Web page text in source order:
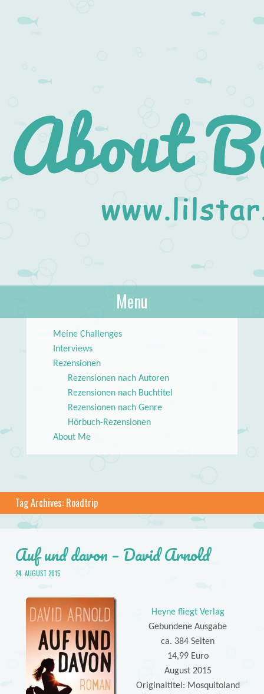
About Books
lilstar.de
Menu
Meine Challenges
Interviews
Rezensionen
Rezensionen nach Autoren
Rezensionen nach Buchtitel
Rezensionen nach Genre
Hörbuch-Rezensionen
About Me
Tag Archives: Roadtrip
Auf und davon – David Arnold
24. AUGUST 2015
Heyne fliegt Verlag
Gebundene Ausgabe
ca. 384 Seiten
14,99 Euro
August 2015
Originaltitel: Mosquitoland